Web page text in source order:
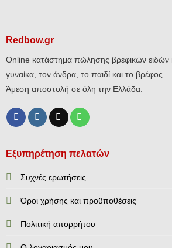
Redbow.gr
Online κατάστημα πώλησης βρεφικών ειδών
γυναίκα, τον άνδρα, το παιδί και το βρέφος.
Άμεση αποστολή σε όλη την Ελλάδα.
Εξυπηρέτηση πελατών
Συχνές ερωτήσεις
Όροι χρήσης και προϋποθέσεις
Πολιτική απορρήτου